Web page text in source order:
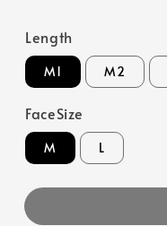
Length
M1 M2
FaceSize
M L